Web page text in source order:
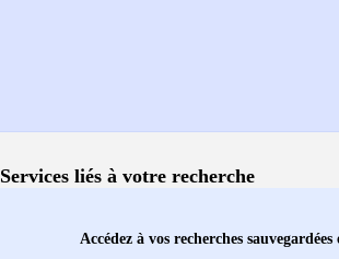
Services liés à votre recherche
Accédez à vos recherches